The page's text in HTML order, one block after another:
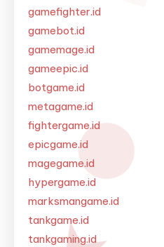
gamefighter.id
gamebot.id
gamemage.id
gameepic.id
botgame.id
metagame.id
fightergame.id
epicgame.id
magegame.id
hypergame.id
marksmangame.id
tankgame.id
tankgaming.id